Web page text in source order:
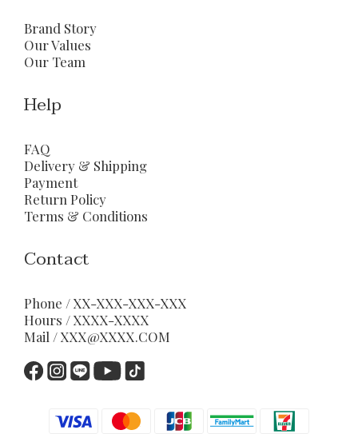
Brand Story
Our Values
Our Team
Help
FAQ
Delivery & Shipping
Payment
Return Policy
Terms & Conditions
Contact
Phone / XX-XXX-XXX-XXX
Hours / XXXX-XXXX
Mail / XXX@XXXX.COM